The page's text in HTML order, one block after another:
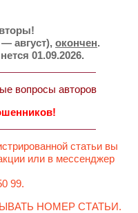
август), окончен.
01.09.2026.
вопросы авторов
статьи вы
или в мессенджер
99.
НОМЕР СТАТЬИ.